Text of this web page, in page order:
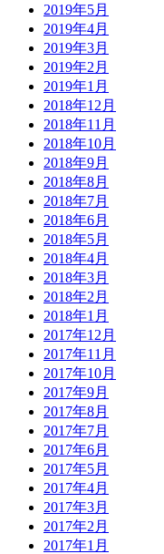
2019年5月
2019年4月
2019年3月
2019年2月
2019年1月
2018年12月
2018年11月
2018年10月
2018年9月
2018年8月
2018年7月
2018年6月
2018年5月
2018年4月
2018年3月
2018年2月
2018年1月
2017年12月
2017年11月
2017年10月
2017年9月
2017年8月
2017年7月
2017年6月
2017年5月
2017年4月
2017年3月
2017年2月
2017年1月